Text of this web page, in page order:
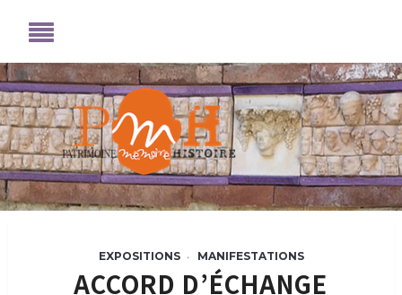
EXPOSITIONS • MANIFESTATIONS
ACCORD D’ÉCHANGE